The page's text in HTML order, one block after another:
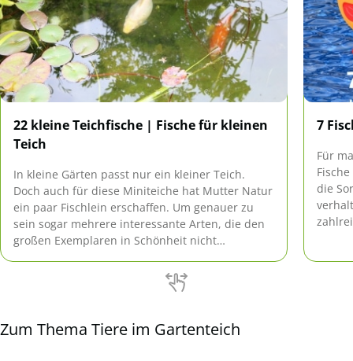
22 kleine Teichfische | Fische für kleinen
Teich
In kleine Gärten passt nur ein kleiner Teich.
Doch auch für diese Miniteiche hat Mutter Natur
ein paar Fischlein erschaffen. Um genauer zu
sein sogar mehrere interessante Arten, die den
großen Exemplaren in Schönheit nicht
7
Für
die
Zum Thema Tiere im Gartenteich